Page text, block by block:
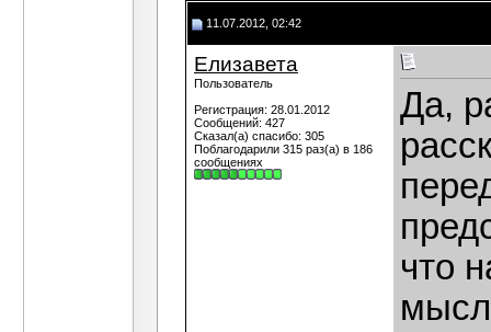
11.07.2012, 02:42
Елизавета
Пользователь
Регистрация: 28.01.2012
Сообщений: 427
Сказал(а) спасибо: 305
Поблагодарили 315 раз(а) в 186
сообщениях
Да,
что